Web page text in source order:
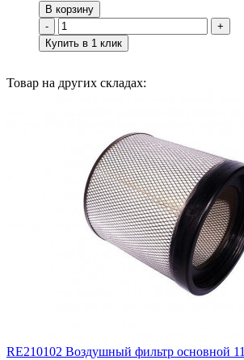
В корзину
-
+
Купить в 1 клик
Товар на других складах:
RE210102 Воздушный фильтр основной 11